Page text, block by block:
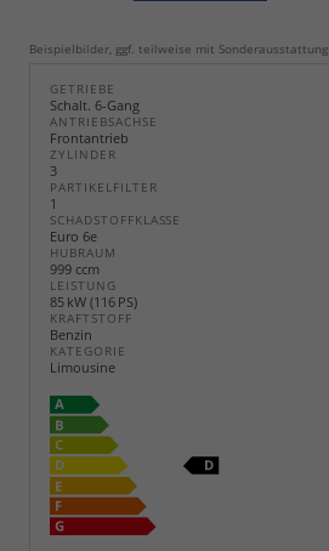
Beispielbilder, ggf. teilweise mit Sonderausstattung
GETRIEBE
Schalt. 6-Gang
ANTRIEBSACHSE
Frontantrieb
ZYLINDER
3
PARTIKELFILTER
1
SCHADSTOFFKLASSE
Euro 6e
HUBRAUM
999 ccm
LEISTUNG
85 kW (116 PS)
KRAFTSTOFF
Benzin
KATEGORIE
Limousine